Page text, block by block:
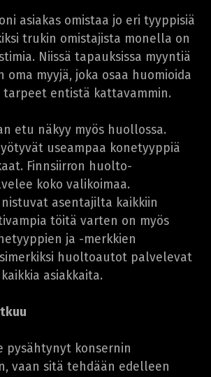
asiakas omistaa jo eri tyyppisiä
trukin omistajista monella on
Niissä tapauksissa myyntiä
oma myyjä, joka osaa huomioida
tarpeet entistä kattavammin.
etu näkyy myös huollossa.
useampaa konetyyppiä
Finnsiirron huolto-
koko valikoimaa.
asentajilta kaikkiin
töitä varten on myös
ja -merkkien
huoltoautot palvelevat
asiakkaita.
pysähtynyt konsernin
vaan sitä tehdään edelleen